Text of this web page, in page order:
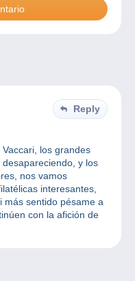
Reply
los grandes
y los
nos vamos
interesantes,
más sentido pésame a
con la afición de